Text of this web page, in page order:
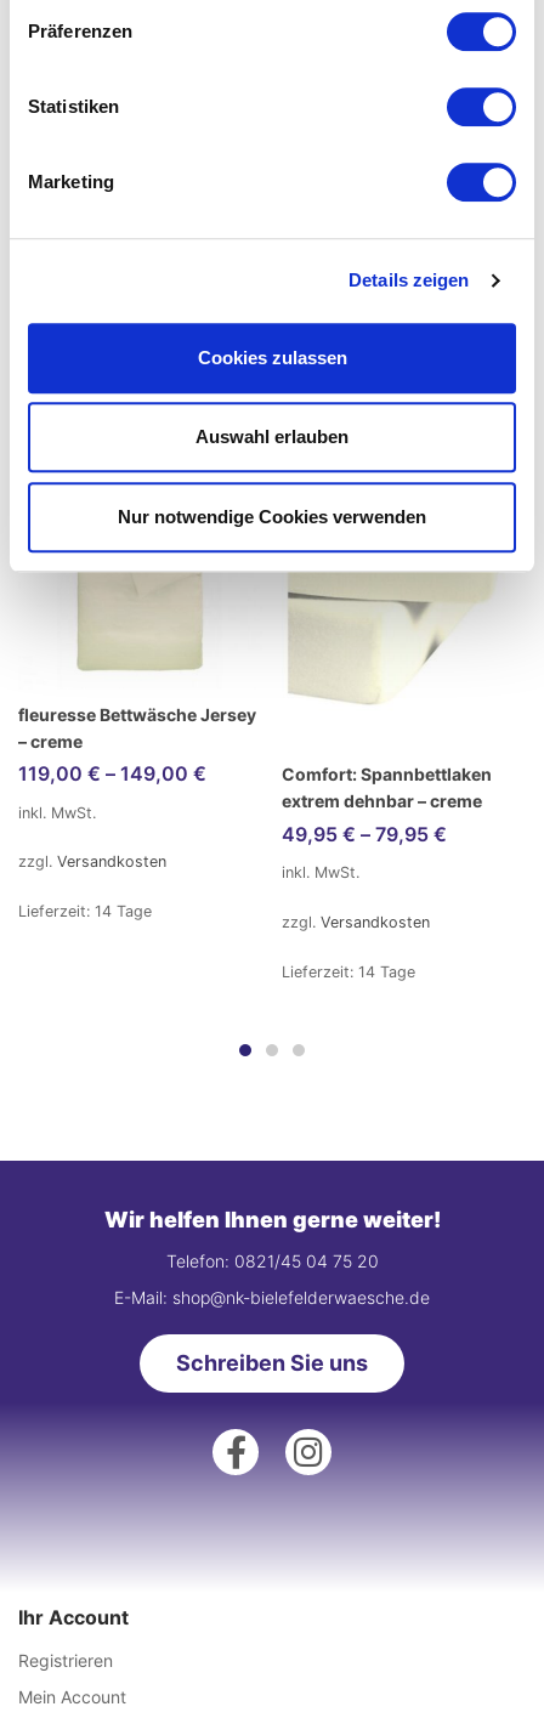
Präferenzen
Statistiken
Marketing
Details zeigen
Cookies zulassen
Auswahl erlauben
Nur notwendige Cookies verwenden
Das könnte Ihnen ebenfalls
fleuresse Bettwäsche Jersey
– creme
119,00 € – 149,00 €
inkl. MwSt.
zzgl. Versandkosten
Lieferzeit: 14 Tage
Comfort: Spannbettlaken
extrem dehnbar – creme
49,95 € – 79,95 €
inkl. MwSt.
zzgl. Versandkosten
Lieferzeit: 14 Tage
Wir helfen Ihnen gerne weiter!
Telefon: 0821/45 04 75 20
E-Mail: shop@nk-bielefelderwaesche.de
Schreiben Sie uns
Ihr Account
Registrieren
Mein Account